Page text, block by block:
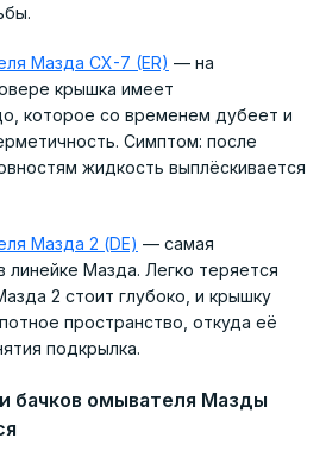
Мазда CX-7 (ER) — на
крышка имеет
которое со временем дубеет и
Симптом: после
жидкость выплёскивается
Мазда 2 (DE) — самая
Мазда. Легко теряется
2 стоит глубоко, и крышку
пространство, откуда её
подкрылка.
бачков омывателя Мазды